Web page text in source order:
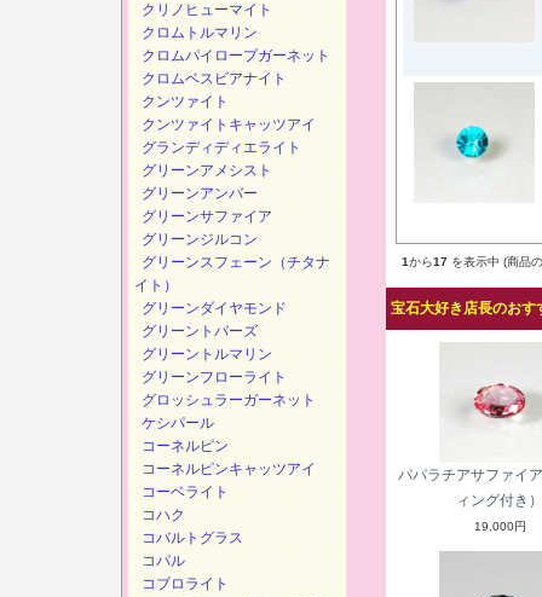
1から17 を表示中 (商品
宝石大好き店長のおす
パパラチアサファイ
ィング付き）
19,000円
クリノヒューマイト
クロムトルマリン
クロムパイロープガーネット
クロムベスビアナイト
クンツァイト
クンツァイトキャッツアイ
グランディディエライト
グリーンアメシスト
グリーンアンバー
グリーンサファイア
グリーンジルコン
グリーンスフェーン（チタナ
イト）
グリーンダイヤモンド
グリーントパーズ
グリーントルマリン
グリーンフローライト
グロッシュラーガーネット
ケシパール
コーネルピン
コーネルピンキャッツアイ
コーベライト
コハク
コバルトグラス
コパル
コブロライト